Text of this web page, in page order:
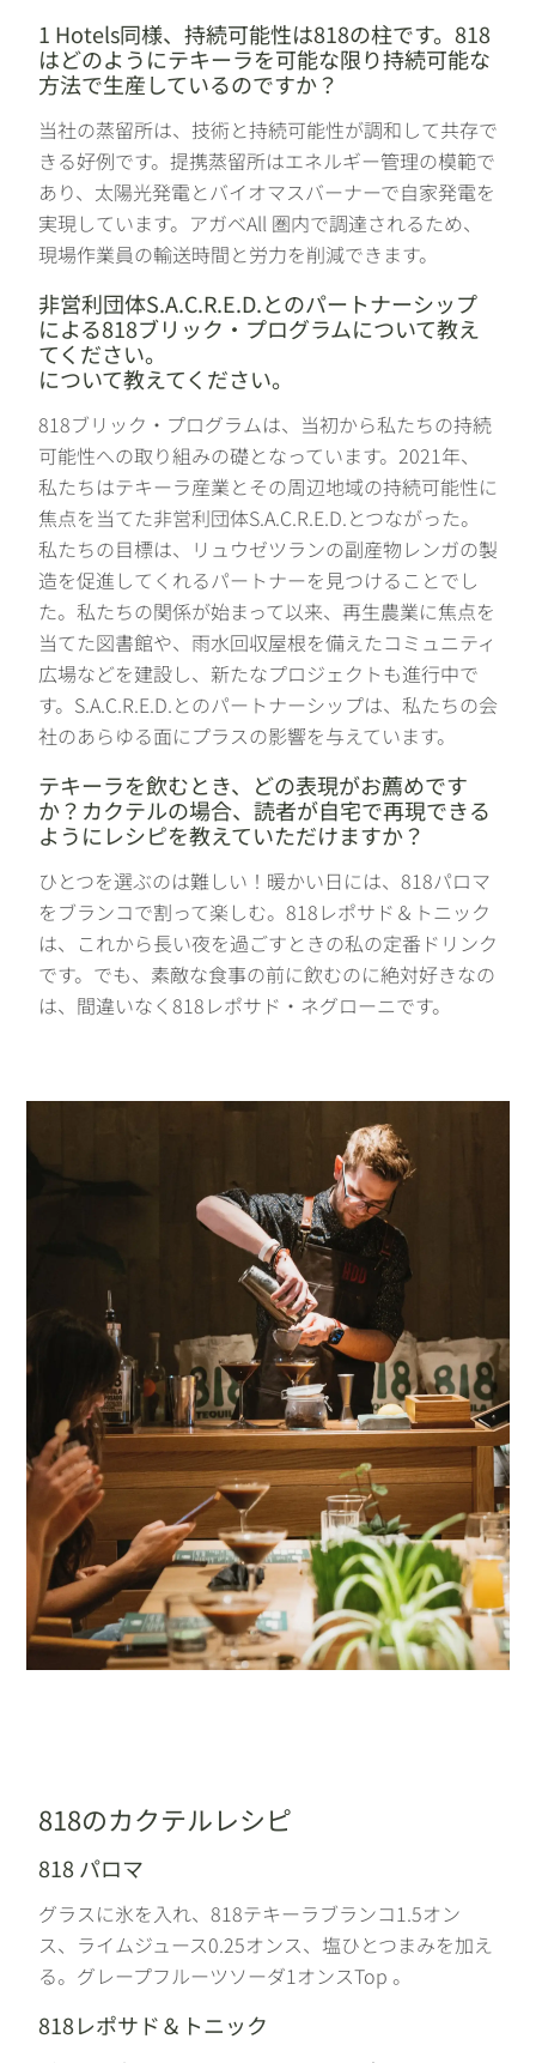
1 Hotels同様、持続可能性は818の柱です。818
はどのようにテキーラを可能な限り持続可能な
方法で生産しているのですか？
当社の蒸留所は、技術と持続可能性が調和して共存で
きる好例です。提携蒸留所はエネルギー管理の模範で
あり、太陽光発電とバイオマスバーナーで自家発電を
実現しています。アガベAll 圏内で調達されるため、
現場作業員の輸送時間と労力を削減できます。
非営利団体S.A.C.R.E.D.とのパートナーシップ
による818ブリック・プログラムについて教え
てください。
について教えてください。
818ブリック・プログラムは、当初から私たちの持続
可能性への取り組みの礎となっています。2021年、
私たちはテキーラ産業とその周辺地域の持続可能性に
焦点を当てた非営利団体S.A.C.R.E.D.とつながった。
私たちの目標は、リュウゼツランの副産物レンガの製
造を促進してくれるパートナーを見つけることでし
た。私たちの関係が始まって以来、再生農業に焦点を
当てた図書館や、雨水回収屋根を備えたコミュニティ
広場などを建設し、新たなプロジェクトも進行中で
す。S.A.C.R.E.D.とのパートナーシップは、私たちの会
社のあらゆる面にプラスの影響を与えています。
テキーラを飲むとき、どの表現がお薦めです
か？カクテルの場合、読者が自宅で再現できる
ようにレシピを教えていただけますか？
ひとつを選ぶのは難しい！暖かい日には、818パロマ
をブランコで割って楽しむ。818レポサド＆トニック
は、これから長い夜を過ごすときの私の定番ドリンク
です。でも、素敵な食事の前に飲むのに絶対好きなの
は、間違いなく818レポサド・ネグローニです。
818のカクテルレシピ
818 パロマ
グラスに氷を入れ、818テキーラブランコ1.5オン
ス、ライムジュース0.25オンス、塩ひとつまみを加え
る。グレープフルーツソーダ1オンスTop 。
818レポサド＆トニック